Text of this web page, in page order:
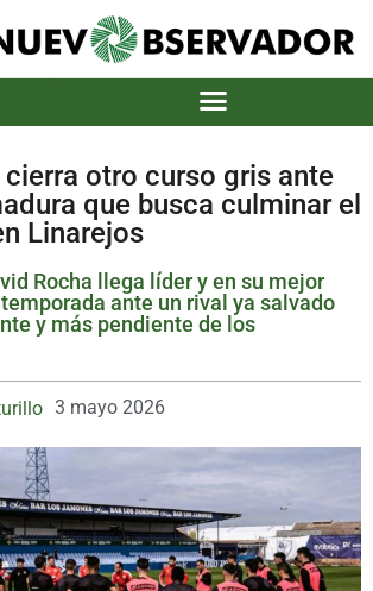
cierra otro curso gris ante
que busca culminar el
Linarejos
Rocha llega líder y en su mejor
ante un rival ya salvado
y más pendiente de los
3 mayo 2026